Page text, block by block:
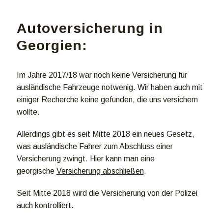
Autoversicherung in
Georgien:
Im Jahre 2017/18 war noch keine Versicherung für
ausländische Fahrzeuge notwenig. Wir haben auch mit
einiger Recherche keine gefunden, die uns versichern
wollte.
Allerdings gibt es seit Mitte 2018 ein neues Gesetz,
was ausländische Fahrer zum Abschluss einer
Versicherung zwingt. Hier kann man eine
georgische Versicherung abschließen.
Seit Mitte 2018 wird die Versicherung von der Polizei
auch kontrolliert.